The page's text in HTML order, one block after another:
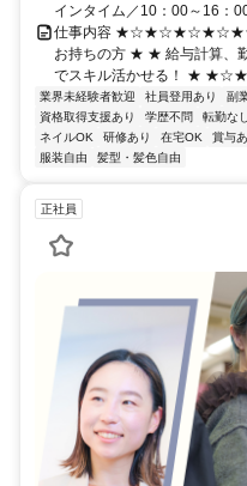
インタイム／10：00～16：
仕事内容
お持ちの方 ★ ★ 給与計算、
でスキル活かせる！
業界未経験者歓迎 社員登用あり 副
資格取得支援あり
学歴不問 転勤な
ネイルOK
研修あり 在宅OK 賞与
服装自由
髪型・髪色自由
正社員